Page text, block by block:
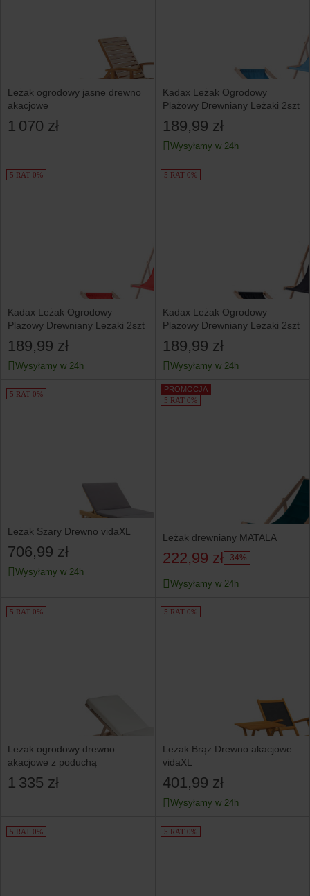
Leżak ogrodowy jasne drewno
akacjowe
1 070 zł
Kadax Leżak Ogrodowy
Plażowy Drewniany Leżaki 2szt
189,99 zł
Wysyłamy w 24h
5 RAT 0%
Kadax Leżak Ogrodowy
Plażowy Drewniany Leżaki 2szt
189,99 zł
Wysyłamy w 24h
5 RAT 0%
Kadax Leżak Ogrodowy
Plażowy Drewniany Leżaki 2szt
189,99 zł
Wysyłamy w 24h
5 RAT 0%
Leżak Szary Drewno vidaXL
706,99 zł
Wysyłamy w 24h
PROMOCJA
5 RAT 0%
Leżak drewniany MATALA
222,99 zł -34%
Wysyłamy w 24h
5 RAT 0%
Leżak ogrodowy drewno
akacjowe z poduchą
1 335 zł
5 RAT 0%
Leżak Brąz Drewno akacjowe
vidaXL
401,99 zł
Wysyłamy w 24h
5 RAT 0% 5 RAT 0%